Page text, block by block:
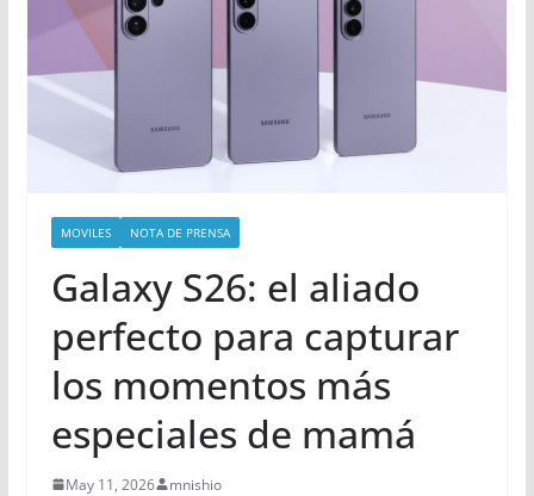
MOVILES NOTA DE PRENSA
Galaxy S26: el aliado
perfecto para capturar
los momentos más
especiales de mamá
May 11, 2026 mnishio